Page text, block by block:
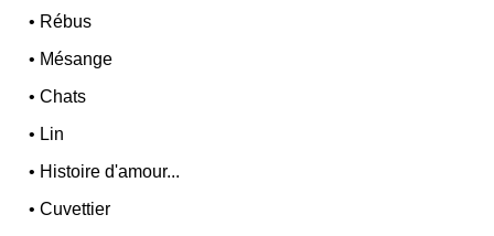
• Rébus
• Mésange
•Chats
• Lin
• Histoire d'amour...
•Cuvettier